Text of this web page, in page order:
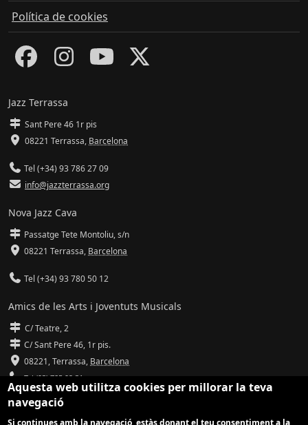
Política de cookies
Jazz Terrassa
Sant Pere 46 1r pis
08221 Terrassa, Barcelona
Tel (+34) 93 786 27 09
info@jazzterrassa.org
Nova Jazz Cava
Passatge Tete Montoliu, s/n
08221 Terrassa, Barcelona
Tel (+34) 93 780 50 12
Amics de les Arts i Joventuts Musicals
C/ Teatre, 2
C/ Sant Pere 46, 1r pis.
08221,Terrassa, Barcelona
Tel (93) 785 92 31
info@amicsdelesarts-jjmm.cat
Aquesta web utilitza cookies per millorar la teva
navegació
Si continues amb la navegació, estàs donant el teu consentiment a la